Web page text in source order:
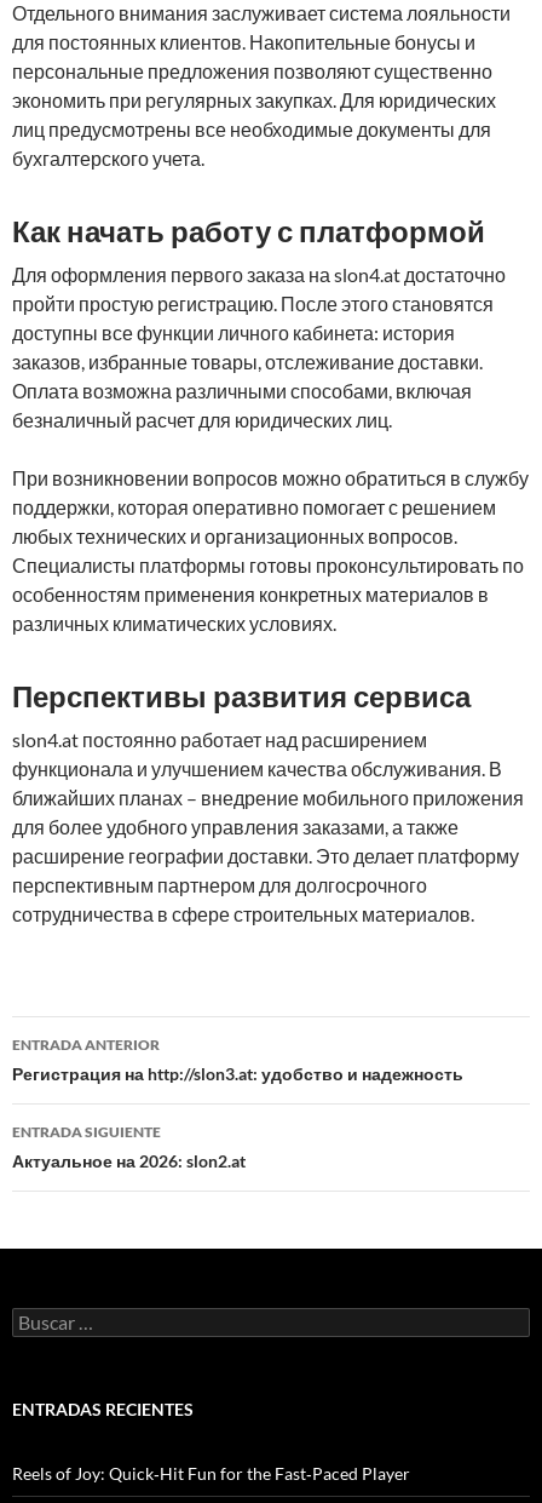
Отдельного внимания заслуживает система лояльности
для постоянных клиентов. Накопительные бонусы и
персональные предложения позволяют существенно
экономить при регулярных закупках. Для юридических
лиц предусмотрены все необходимые документы для
бухгалтерского учета.
Как начать работу с платформой
Для оформления первого заказа на slon4.at достаточно
пройти простую регистрацию. После этого становятся
доступны все функции личного кабинета: история
заказов, избранные товары, отслеживание доставки.
Оплата возможна различными способами, включая
безналичный расчет для юридических лиц.
При возникновении вопросов можно обратиться в службу
поддержки, которая оперативно помогает с решением
любых технических и организационных вопросов.
Специалисты платформы готовы проконсультировать по
особенностям применения конкретных материалов в
различных климатических условиях.
Перспективы развития сервиса
slon4.at постоянно работает над расширением
функционала и улучшением качества обслуживания. В
ближайших планах – внедрение мобильного приложения
для более удобного управления заказами, а также
расширение географии доставки. Это делает платформу
перспективным партнером для долгосрочного
сотрудничества в сфере строительных материалов.
Navegación
de
entradas
ENTRADA ANTERIOR
Регистрация на http://slon3.at: удобство и надежность
ENTRADA SIGUIENTE
Актуальное на 2026: slon2.at
B
u
a
ENTRADAS RECIENTES
Reels of Joy: Quick‑Hit Fun for the Fast‑Paced Player